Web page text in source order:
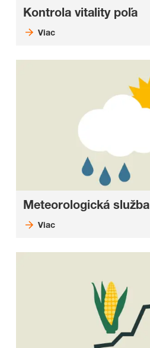
Kontrola vitality poľa
Viac
Meteorologická služba
Viac